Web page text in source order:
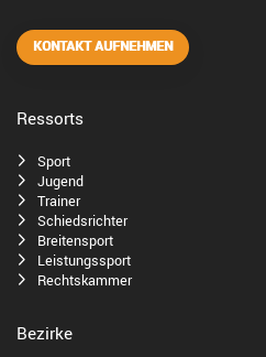
KONTAKT AUFNEHMEN
Ressorts
Sport
Jugend
Trainer
Schiedsrichter
Breitensport
Leistungssport
Rechtskammer
Bezirke